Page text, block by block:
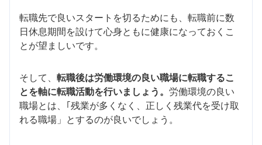
転職先で良いスタートを切るためにも、転職前に数
日休息期間を設けて心身ともに健康になっておくこ
とが望ましいです。
そして、 転職後は労働環境の良い職場に転職するこ
とを軸に転職活動を行いましょう。 労働環境の良い
職場とは、｢残業が多くなく、正しく残業代を受け取
れる職場」とするのが良いでしょう。